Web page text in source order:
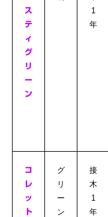
ス
テ
ィ
グ
リ
ー
ン
1
年
コ
レ
ッ
ト
グ
リ
ー
ン
接
木
1
年